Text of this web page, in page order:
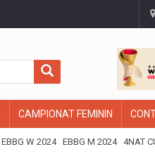
CAMPIONAT FEMININ
EBBG W 2024 EBBG M 2024 4NAT